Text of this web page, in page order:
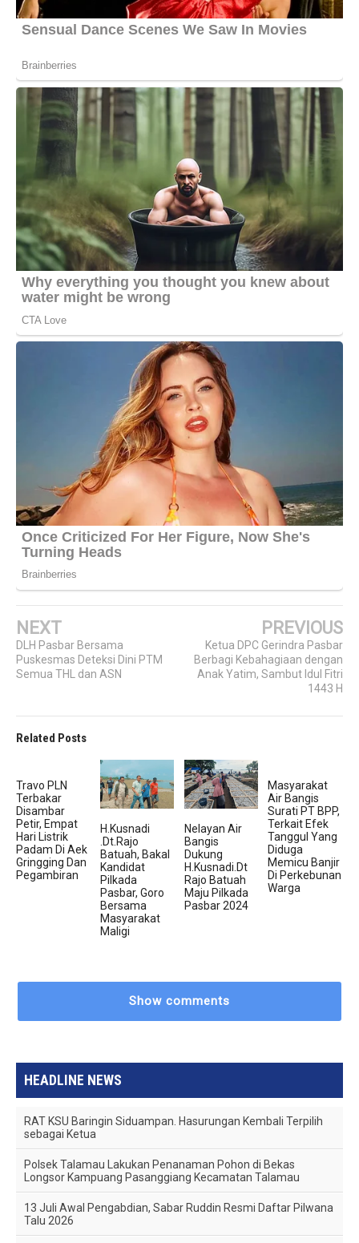
NEXT
DLH Pasbar Bersama
Puskesmas Deteksi Dini PTM
Semua THL dan ASN
PREVIOUS
Ketua DPC Gerindra Pasbar
Berbagi Kebahagiaan dengan
Anak Yatim, Sambut Idul Fitri
1443 H
Related Posts
Travo PLN
Terbakar
Disambar
Petir, Empat
Hari Listrik
Padam Di Aek
Gringging Dan
Pegambiran
H.Kusnadi
.Dt.Rajo
Batuah, Bakal
Kandidat
Pilkada
Pasbar, Goro
Bersama
Masyarakat
Maligi
Nelayan Air
Bangis
Dukung
H.Kusnadi.Dt
Rajo Batuah
Maju Pilkada
Pasbar 2024
Masyarakat
Air Bangis
Surati PT BPP,
Terkait Efek
Tanggul Yang
Diduga
Memicu Banjir
Di Perkebunan
Warga
Show comments
HEADLINE NEWS
RAT KSU Baringin Siduampan. Hasurungan Kembali Terpilih
sebagai Ketua
Polsek Talamau Lakukan Penanaman Pohon di Bekas
Longsor Kampuang Pasanggiang Kecamatan Talamau
13 Juli Awal Pengabdian, Sabar Ruddin Resmi Daftar Pilwana
Talu 2026